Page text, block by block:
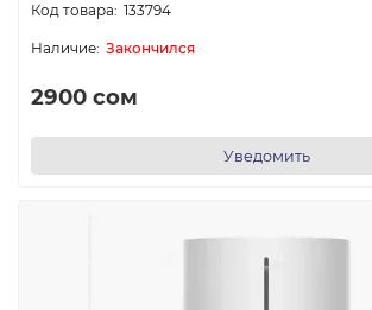
133794
Закончился
2900 сом
Уведомить